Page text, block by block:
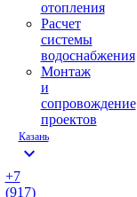
отопления
Расчет
системы
водоснабжения
Монтаж
и
сопровождение
проектов
Казань
expand_more
+7
(917)